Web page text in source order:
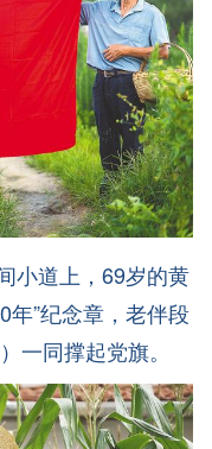
小道上，69岁的黄
年”纪念章，老伴段
一同撑起党旗。